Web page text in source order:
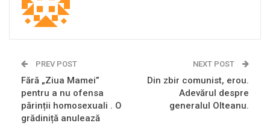
PREV POST
Fără „Ziua Mamei”
pentru a nu ofensa
părinții homosexuali . O
grădiniță anulează
NEXT POST
Din zbir comunist, erou.
Adevărul despre
generalul Olteanu.